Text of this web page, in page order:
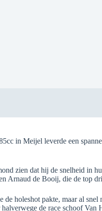
in Meijel leverde een
zien dat hij de snelheid in
Arnaud de Booij, die de top
de holeshot pakte, maar al
de race schoof Van